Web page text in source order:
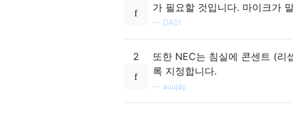
가 필요할 것입니다. 마이크가
— DA01
2
또한 NEC는 침실에 콘센트 (리
록 지정합니다.
auujay